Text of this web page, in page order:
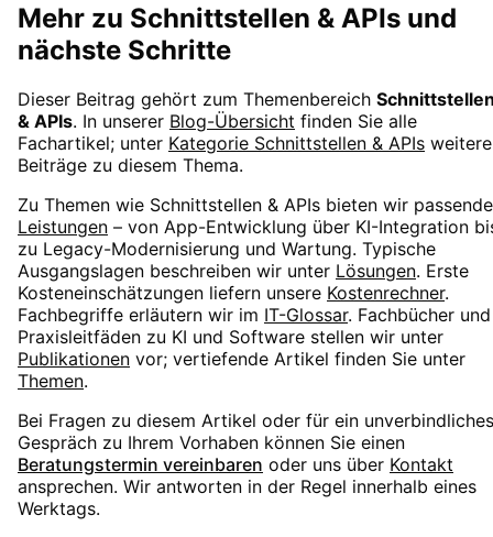
Mehr zu Schnittstellen & APIs und
nächste Schritte
Dieser Beitrag gehört zum Themenbereich
& APIs. In unserer Blog-Übersicht finden Sie alle
Fachartikel; unter Kategorie Schnittstellen & APIs weitere
Beiträge zu diesem Thema.
Zu Themen wie Schnittstellen & APIs bieten wir passende
Leistungen – von App-Entwicklung über KI-Integration
zu Legacy-Modernisierung und Wartung. Typische
Ausgangslagen beschreiben wir unter Lösungen. Erste
Kosteneinschätzungen liefern unsere Kostenrechner.
Fachbegriffe erläutern wir im IT-Glossar. Fachbücher und
Praxisleitfäden zu KI und Software stellen wir unter
Publikationen vor; vertiefende Artikel finden Sie unter
Themen.
Bei Fragen zu diesem Artikel oder für ein unverbindliches
Gespräch zu Ihrem Vorhaben können Sie einen
Beratungstermin vereinbaren oder uns über Kontakt
ansprechen. Wir antworten in der Regel innerhalb eines
Werktags.